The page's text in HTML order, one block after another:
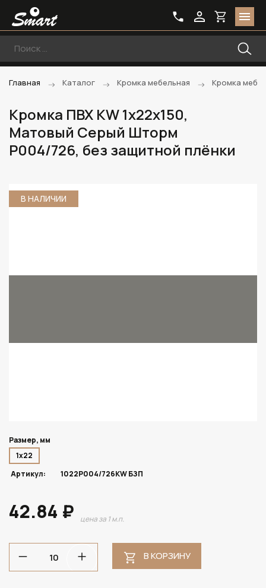
Главная Каталог Кромка мебельная Кромка
Кромка ПВХ KW 1х22х150,
Матовый Серый Шторм
P004/726, без защитной плёнки
В НАЛИЧИИ
Размер, мм
1х22
Артикул:
1022P004/726KW БЗП
42.84 ₽ цена за 1 м.п.
В КОРЗИНУ